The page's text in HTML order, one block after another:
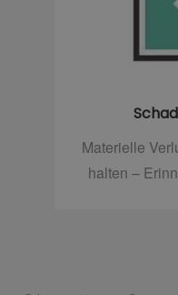
Materielle
halten –